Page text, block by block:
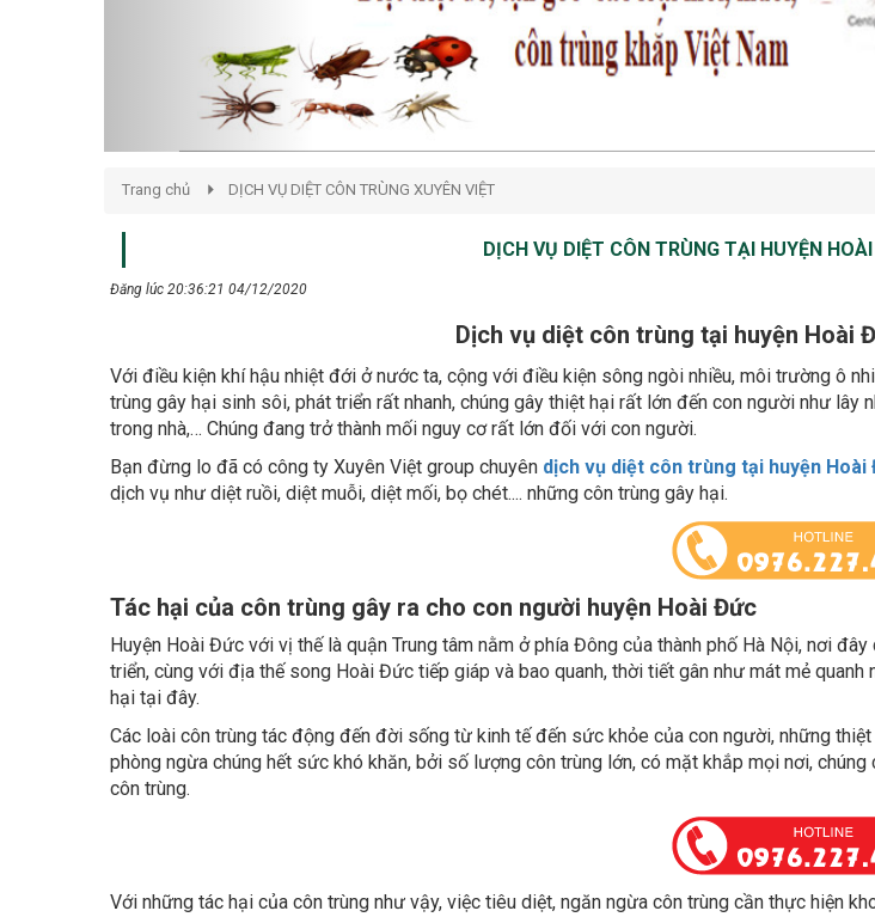
Trang chủ DỊCH VỤ DIỆT CÔN TRÙNG XUYÊN VIỆT
Với điều kiện khí hậu nhiệt đới ở nước ta, cộng với điều kiện sông ngòi nhiều, môi trường ô
trùng gây hại sinh sôi, phát triển rất nhanh, chúng gây thiệt hại rất lớn đến con người như lây
trong nhà,… Chúng đang trở thành mối nguy cơ rất lớn đối với con người.
Bạn đừng lo đã có công ty Xuyên Việt group chuyêndịch vụ diệt côn trùng tại huyện Hoài
dịch vụ như diệt ruồi, diệt muỗi, diệt mối, bọ chét.... những côn trùng gây hại.
Tác hại của côn trùng gây ra cho con người huyện Hoài Đức
Huyện Hoài Đức với vị thế là quận Trung tâm nằm ở phía Đông của thành phố Hà Nội, nơi
triển, cùng với địa thế song Hoài Đức tiếp giáp và bao quanh, thời tiết gân như mát mẻ
hại tại đây.
Các loài côn trùng tác động đến đời sống từ kinh tế đến sức khỏe của con người, những
phòng ngừa chúng hết sức khó khăn, bởi số lượng côn trùng lớn, có mặt khắp mọi nơi, chúng
côn trùng.
Với những tác hại của côn trùng như vậy, việc tiêu diệt, ngăn ngừa côn trùng cần thực hiện
trước tác hại của các loại côn trùng gây ra.